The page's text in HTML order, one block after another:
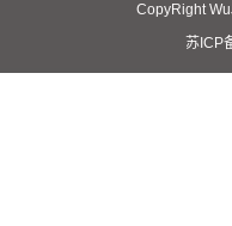
CopyRight
苏ICP